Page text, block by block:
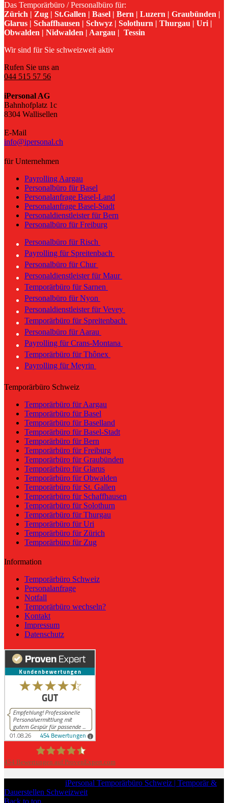
Das Temporärbüro / Personalbüro für:
Zürich | Zug | St.Gallen | Basel | Bern | Luzern | Graubünden |
Glarus | Schaffhausen | Schwyz | Solothurn | Thurgau | Uri |
Obwalden | Nidwalden | Aargau | Tessin
Wir sind für Sie schweizweit aktiv
Rufen Sie uns an
044 515 57 56
iPersonal AG
Bahnhofplatz 1c
8304 Wallisellen
E-Mail
info@ipersonal.ch
für Unternehmen
Payrolling Aargau
Personalbüro für Basel
Personalanfrage Basel-Land
Personalanfrage Basel-Stadt
Personaldienstleister für Bern
Personalbüro für Freiburg
Personalbüro für Risch
Payrolling für Spreitenbach
Personalbüro für Chur
Personaldienstleister für Maur
Temporärbüro für Sarnen
Personalbüro für Nyon
Personaldienstleister für Vevey
Temporärbüro für Spreitenbach
Personalbüro für Aarau
Payrolling für Crans-Montana
Temporärbüro für Thônex
Payrolling für Meyrin
Temporärbüro Schweiz
Temporärbüro für Aargau
Temporärbüro für Basel
Temporärbüro für Baselland
Temporärbüro für Basel-Stadt
Temporärbüro für Bern
Temporärbüro für Freiburg
Temporärbüro für Graubünden
Temporärbüro für Glarus
Temporärbüro für Obwalden
Temporärbüro für St. Gallen
Temporärbüro für Schaffhausen
Temporärbüro für Solothurn
Temporärbüro für Thurgau
Temporärbüro für Uri
Temporärbüro für Zürich
Temporärbüro für Zug
Information
Temporärbüro Schweiz
Personalanfrage
Notfall
Temporärbüro wechseln?
Kontakt
Impressum
Datenschutz
454 Bewertungen auf ProvenExpert.com
iPersonal Temporärbüro Schweiz | Temporär &
Dauerstellen Schweizweit
Back to top